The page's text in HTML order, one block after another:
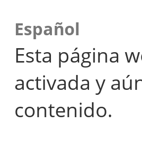
Español
Esta página
activada y
contenido.